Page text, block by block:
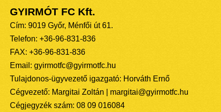
GYIRMÓT FC Kft.
Cím: 9019 Győr, Ménfői út 61.
Telefon: +36-96-831-836
FAX: +36-96-831-836
Email: gyirmotfc@gyirmotfc.hu
Tulajdonos-ügyvezető igazgató: Horváth Ernő
Cégvezető: Margitai Zoltán | margitai@gyirmotfc.hu
Cégjegyzék szám: 08 09 016084